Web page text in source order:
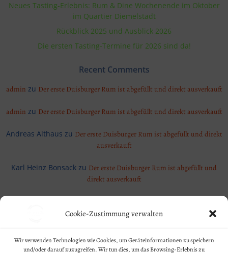
Cookie-Zustimmung verwalten
Wir verwenden Technologien wie Cookies, um Geräteinformationen zu speichern
und/oder darauf zuzugreifen. Wir tun dies, um das Browsing-Erlebnis zu
Neues Tasting-Erlebnis: Rum & Dine Wochenende im Oktober
im Quartier Diemelstadt
Rückblick 2025 und Ausblick 2026
Die ersten Tasting-Termine für 2026 sind da!
Recent Comments
admin zu Der erste Duisburger Rum ist abgefüllt und direkt ausverkauft
admin zu Der erste Duisburger Rum ist abgefüllt und direkt ausverkauft
Andreas Althaus zu Der erste Duisburger Rum ist abgefüllt und direkt
ausverkauft
Karl Heinz Bonsack zu Der erste Duisburger Rum ist abgefüllt und
direkt ausverkauft
Geschäftsbedingungen